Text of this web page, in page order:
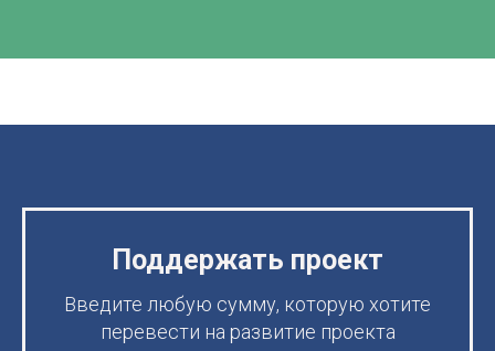
Поддержать проект
Введите любую сумму, которую хотите
перевести на развитие проекта